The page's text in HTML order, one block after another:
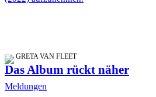
GRETA VAN FLEET
Das Album rückt näher
Meldungen